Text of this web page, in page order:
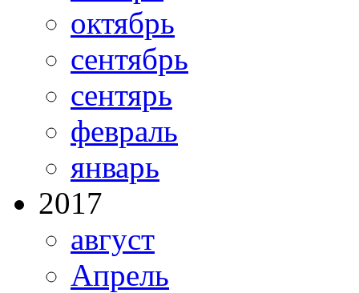
октябрь
сентябрь
сентярь
февраль
январь
2017
август
Апрель